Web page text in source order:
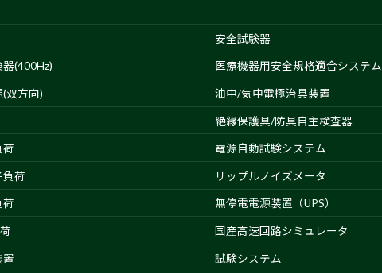
(400Hz)
(双方向)
荷
負荷
荷
置
安全試験器
医療機器用安全規格適合システム
油中/気中電極治具装置
絶縁保護具/防具自主検査器
電源自動試験システム
リップルノイズメータ
無停電電源装置（UPS）
国産高速回路シミュレータ
試験システム